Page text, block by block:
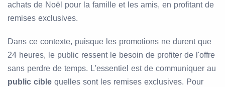
achats de Noël pour la famille et les amis, en profitant de
remises exclusives.
Dans ce contexte, puisque les promotions ne durent que
24 heures, le public ressent le besoin de profiter de l'offre
sans perdre de temps. L'essentiel est de communiquer au
public cible quelles sont les remises exclusives. Pour